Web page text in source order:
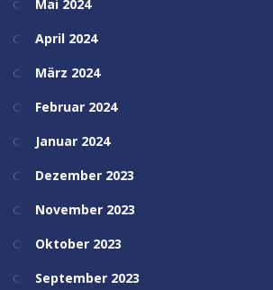
Mai 2024
April 2024
März 2024
Februar 2024
Januar 2024
Dezember 2023
November 2023
Oktober 2023
September 2023